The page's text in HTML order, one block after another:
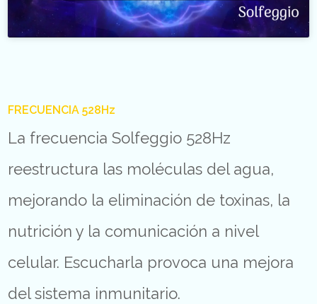
FRECUENCIA 528Hz
La frecuencia Solfeggio 528Hz
reestructura las moléculas del agua,
mejorando la eliminación de toxinas, la
nutrición y la comunicación a nivel
celular. Escucharla provoca una mejora
del sistema inmunitario.